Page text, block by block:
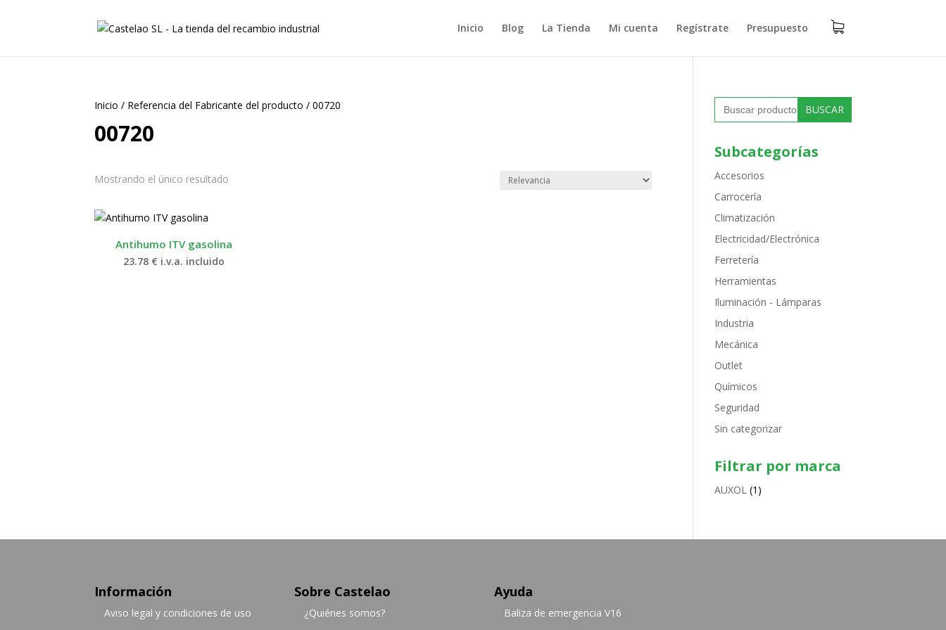
Inicio Blog La Tienda Mi cuenta Regístrate Presupuesto
Inicio / Referencia del Fabricante del producto /00720
00720
Mostrando el único resultado
Antihumo ITV gasolina
23.78 € i.v.a. incluido
Buscar:
Subcategorías
Accesorios
Carrocería
Climatización
Electricidad/Electrónica
Ferretería
Herramientas
Iluminación - Lámparas
Industria
Mecánica
Outlet
Químicos
Seguridad
Sin categorizar
Filtrar por marca
AUXOL (1)
Información
Aviso legal y condiciones de uso
Sobre Castelao
¿Quiénes somos?
Ayuda
Baliza de emergencia V16